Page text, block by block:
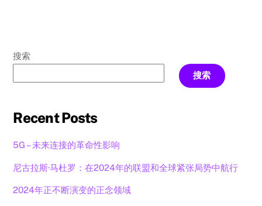
搜索
搜索
Recent Posts
5G – 未来连接的革命性影响
尼古拉斯·马杜罗：在2024年的联盟和全球紧张局势中航行
2024年正不断演变的正念领域